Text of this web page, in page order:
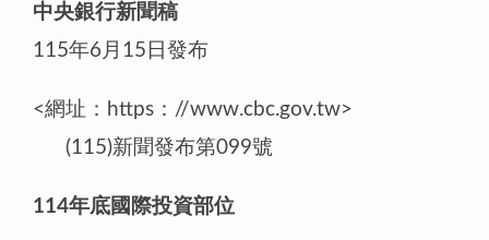
中央銀行新聞稿
115年6月15日發布
<網址：https：//www.cbc.gov.tw>
(115)新聞發布第099號
114年底國際投資部位